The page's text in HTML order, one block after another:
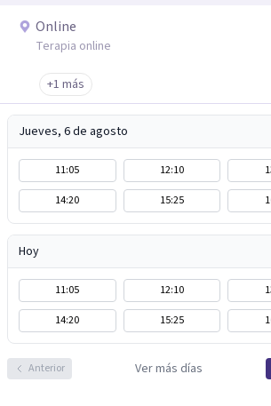
Online
Terapia online
+1 más
Jueves, 6 de agosto
11:05 12:10
14:20
15:25
Hoy
11:05 12:10
14:20
15:25
Anterior Ver más días